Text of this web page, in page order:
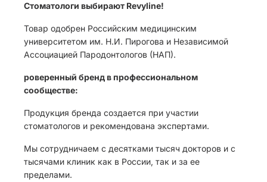
Стоматологи выбирают Revyline!
Товар одобрен Российским медицинским
университетом им. Н.И. Пирогова и Независимой
Ассоциацией Пародонтологов (НАП).
роверенный бренд в профессиональном
сообществе:
Продукция бренда создается при участии
стоматологов и рекомендована экспертами.
Мы сотрудничаем с десятками тысяч докторов и с
тысячами клиник как в России, так и за ее
пределами.